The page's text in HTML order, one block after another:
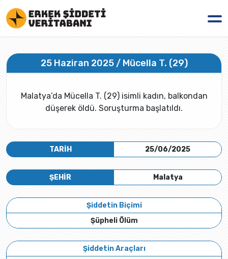
25 Haziran 2025 / Mücella T. (29)
Malatya’da Mücella T. (29) isimli kadın, balkondan
düşerek öldü. Soruşturma başlatıldı.
TARİH 25/06/2025
Malatya
ŞEHİR
Şiddetin Biçimi
Şüpheli Ölüm
Şiddetin Araçları